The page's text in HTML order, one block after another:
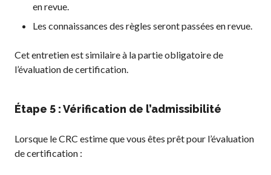
en revue.
Les connaissances des règles seront passées en revue.
Cet entretien est similaire à la partie obligatoire de
l’évaluation de certification.
Étape 5 : Vérification de l’admissibilité
Lorsque le CRC estime que vous êtes prêt pour l’évaluation
de certification :